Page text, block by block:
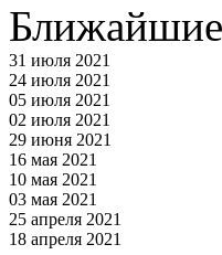
31 июля 2021
24 июля 2021
05 июля 2021
02 июля 2021
29 июня 2021
16 мая 2021
10 мая 2021
03 мая 2021
25 апреля 2021
18 апреля 2021